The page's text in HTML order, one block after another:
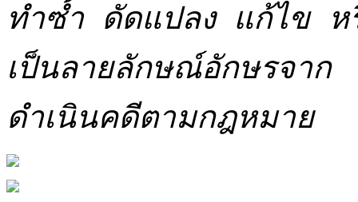
ทำซ้ำ ดัดแปลง แก้ไข ห
เป็นลายลักษณ์อักษรจาก
ดำเนินคดีตามกฎหมาย